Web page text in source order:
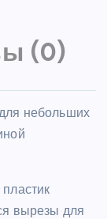
(0)
небольших
вырезы для